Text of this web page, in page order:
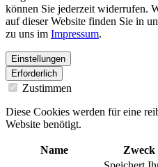
können Sie jederzeit widerrufen.
auf dieser Website finden Sie in
zu uns im Impressum.
Einstellungen
Erforderlich
Zustimmen
Diese Cookies werden für eine
Website benötigt.
Name Zweck